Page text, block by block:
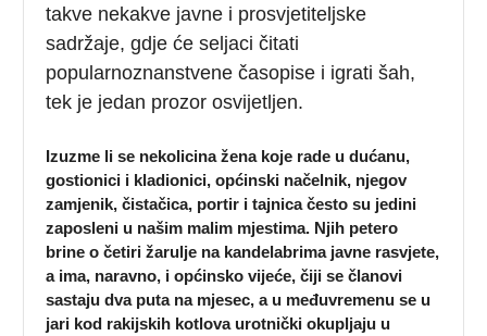
takve nekakve javne i prosvjetiteljske
sadržaje, gdje će seljaci čitati
popularnoznanstvene časopise i igrati šah,
tek je jedan prozor osvijetljen.
Izuzme li se nekolicina žena koje rade u dućanu,
gostionici i kladionici, općinski načelnik, njegov
zamjenik, čistačica, portir i tajnica često su jedini
zaposleni u našim malim mjestima. Njih petero
brine o četiri žarulje na kandelabrima javne rasvjete,
a ima, naravno, i općinsko vijeće, čiji se članovi
sastaju dva puta na mjesec, a u međuvremenu se u
jari kod rakijskih kotlova urotnički okupljaju u